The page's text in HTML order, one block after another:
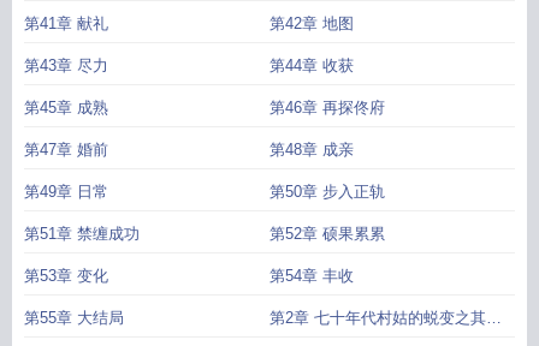
第41章 献礼 第42章 地图
第43章 尽力 第44章 收获
第45章 成熟 第46章 再探佟府
第47章 婚前 第48章 成亲
第49章 日常 第50章 步入正轨
第51章 禁缠成功 第52章 硕果累累
第53章 变化 第54章 丰收
第55章 大结局 第2章 七十年代村姑的蜕变之其乐